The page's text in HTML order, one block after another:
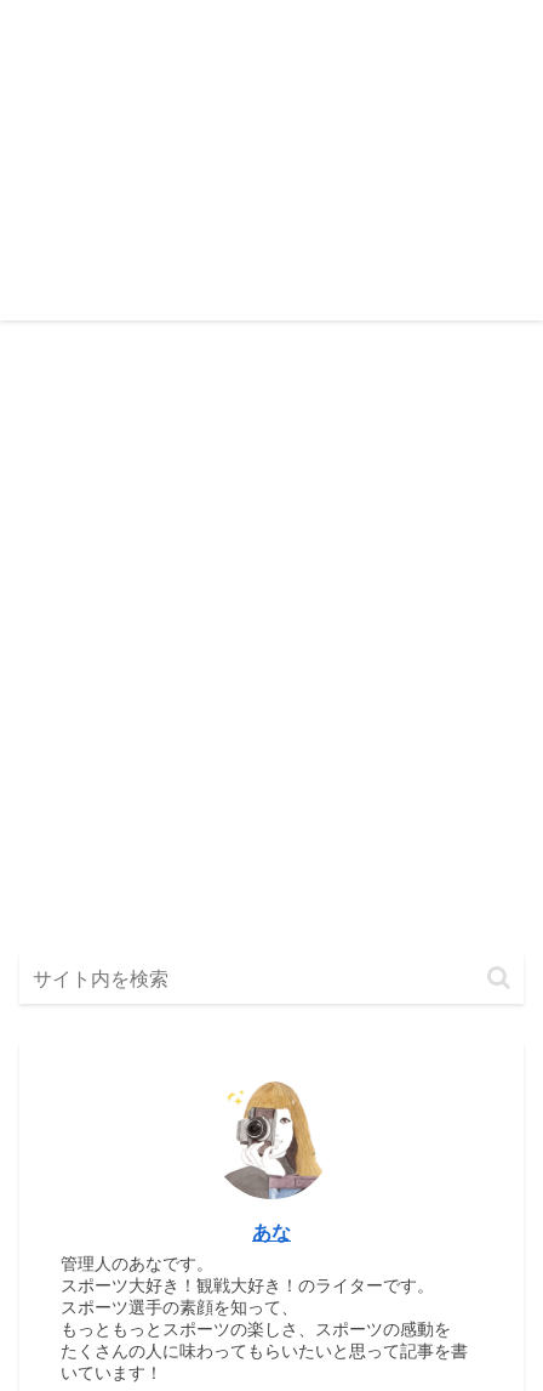
あな
管理人のあなです。
スポーツ大好き！観戦大好き！のライターです。
スポーツ選手の素顔を知って、
もっともっとスポーツの楽しさ、スポーツの感動を
たくさんの人に味わってもらいたいと思って記事を書
いています！